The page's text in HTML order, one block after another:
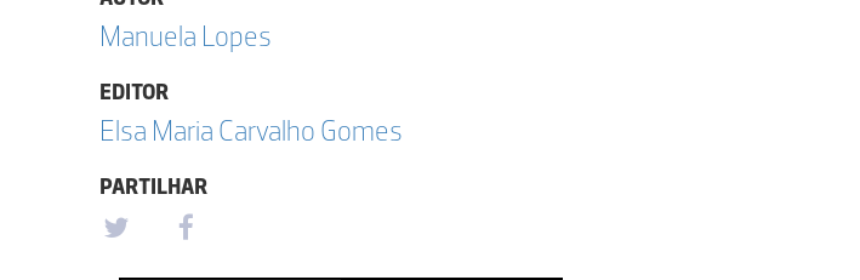
Manuela Lopes
EDITOR
Elsa Maria Carvalho Gomes
PARTILHAR